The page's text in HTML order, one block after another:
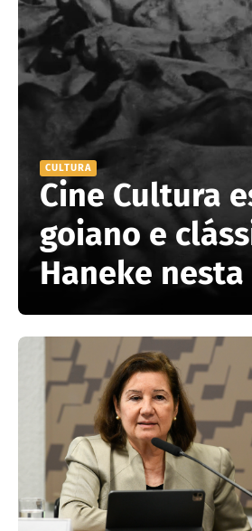
CULTURA
Cine Cultura
goiano e
Haneke nesta